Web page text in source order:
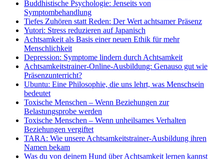
Buddhistische Psychologie: Jenseits von
Symptombehandlung
Tiefes Zuhören statt Reden: Der Wert achtsamer Präsenz
Yutori: Stress reduzieren auf Japanisch
Achtsamkeit als Basis einer neuen Ethik für mehr
Menschlichkeit
Depression: Symptome lindern durch Achtsamkeit
Achtsamkeitstrainer-Online-Ausbildung: Genauso gut wie
Präsenzunterricht?
Ubuntu: Eine Philosophie, die uns lehrt, was Menschsein
bedeutet
Toxische Menschen – Wenn Beziehungen zur
Belastungsprobe werden
Toxische Menschen – Wenn unheilsames Verhalten
Beziehungen vergiftet
TARA: Wie unsere Achtsamkeitstrainer-Ausbildung ihren
Namen bekam
Was du von deinem Hund über Achtsamkeit lernen kannst